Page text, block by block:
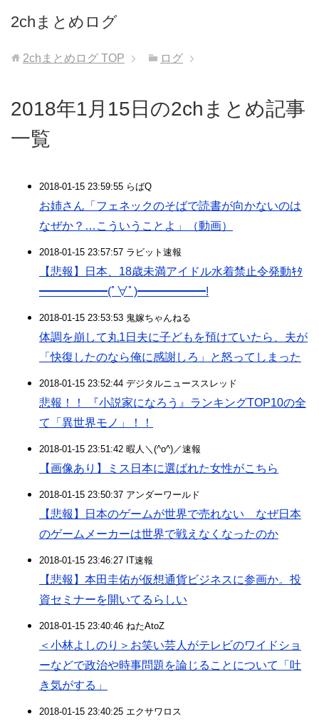
2chまとめログ
2chまとめログ TOP ログ
2018年1月15日の2chまとめ記事
一覧
2018-01-15 23:59:55 らばQ
お姉さん「フェネックのそばで読書が向かないのは
なぜか？…こういうことよ」（動画）
2018-01-15 23:57:57 ラビット速報
【悲報】日本、18歳未満アイドル水着禁止令発動ｷﾀ
━━━━━━(ﾟ∀ﾟ)━━━━━━!
2018-01-15 23:53:53 鬼嫁ちゃんねる
体調を崩して丸1日夫に子どもを預けていたら、夫が
「快復したのなら俺に感謝しろ」と怒ってしまった
2018-01-15 23:52:44 デジタルニューススレッド
悲報！！ 『小説家になろう』ランキングTOP10の全
て「異世界モノ」！！
2018-01-15 23:51:42 暇人＼(^o^)／速報
【画像あり】ミス日本に選ばれた女性がこちら
2018-01-15 23:50:37 アンダーワールド
【悲報】日本のゲームが世界で売れない なぜ日本
のゲームメーカーは世界で戦えなくなったのか
2018-01-15 23:46:27 IT速報
【悲報】本田圭佑が仮想通貨ビジネスに参画か。投
資セミナーを開いてるらしい
2018-01-15 23:40:46 ねたAtoZ
＜小林よしのり＞お笑い芸人がテレビのワイドショ
ーなどで政治や時事問題を論じることについて「吐
き気がする」
2018-01-15 23:40:25 エクサワロス